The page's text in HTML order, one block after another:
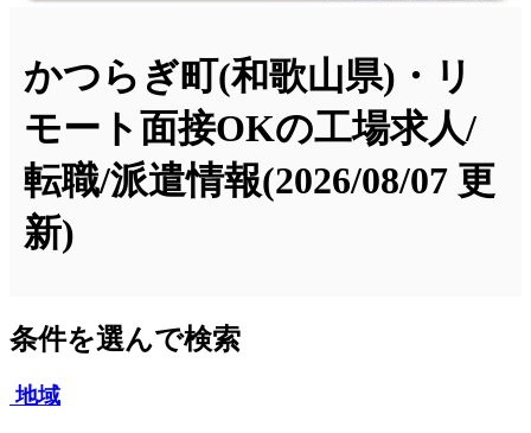
かつらぎ町(和歌山県)・リ
モート面接OKの工場求人/
転職/派遣情報(2026/08/07 更
新)
条件を選んで検索
地域